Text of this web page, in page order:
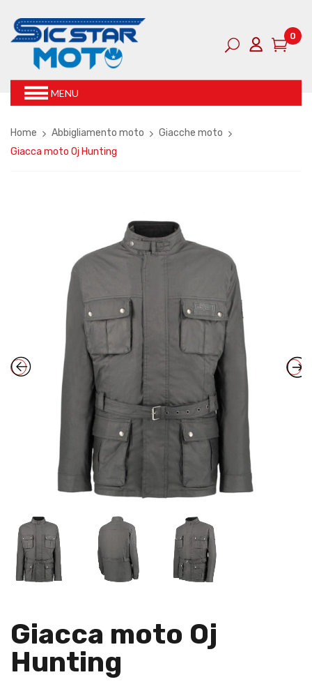
0
MENU
Home Abbigliamento moto
Giacche moto
Giacca moto Oj Hunting
Giacca moto Oj
Hunting